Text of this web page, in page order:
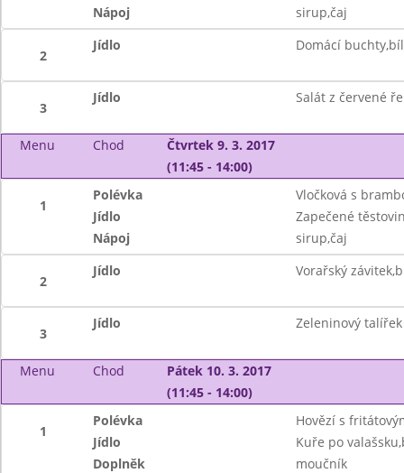
Nápoj
sirup,čaj
2
Jídlo Domácí
3
Jídlo Salát z červené
Menu Chod
Čtvrtek 9. 3. 2017
(11:45 - 14:00)
1
Polévka
Vločková s
Jídlo
Zapečené
Nápoj
sirup,čaj
2
Jídlo Vorařský
3
Jídlo Zeleninový
Menu Chod
Pátek 10. 3. 2017
(11:45 - 14:00)
1
Polévka
Hovězí s
Jídlo
Kuře po
Doplněk
moučník